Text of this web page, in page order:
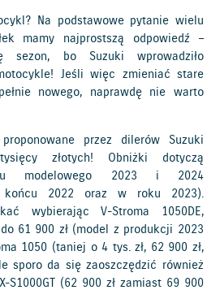
Na podstawowe pytanie wielu
mamy najprostszą odpowiedź –
sezon, bo Suzuki wprowadziło
Jeśli więc zmieniać stare
nowego, naprawdę nie warto
przez dilerów Suzuki
złotych! Obniżki dotyczą
modelowego 2023 i 2024
końcu 2022 oraz w roku 2023).
wybierając V-Stroma 1050DE,
61 900 zł (model z produkcji 2023
1050 (taniej o 4 tys. zł, 62 900 zł,
sporo da się zaoszczędzić również
S1000GT (62 900 zł zamiast 69 900